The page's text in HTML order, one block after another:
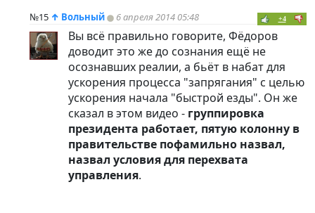
№15 ↑ Вольный 6 апреля 2014 05:48 +4
Вы всё правильно говорите, Фёдоров
доводит это же до сознания ещё не
осознавших реалии, а бьёт в набат для
ускорения процесса "запрягания" с целью
ускорения начала "быстрой езды". Он же
сказал в этом видео - группировка
президента работает, пятую колонну в
правительстве пофамильно назвал,
назвал условия для перехвата
управления.